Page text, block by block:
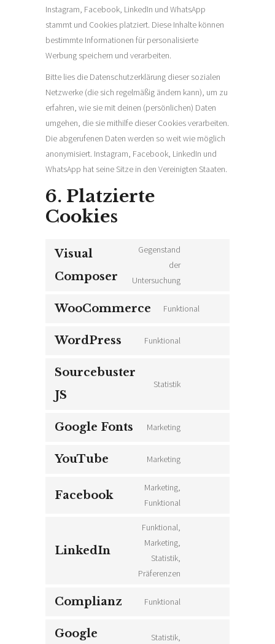
Instagram, Facebook, LinkedIn und WhatsApp
stammt und Cookies platziert. Diese Inhalte können
bestimmte Informationen für personalisierte
Werbung speichern und verarbeiten.
Bitte lies die Datenschutzerklärung dieser sozialen
Netzwerke (die sich regelmäßig ändern kann), um zu
erfahren, wie sie mit deinen (persönlichen) Daten
umgehen, die sie mithilfe dieser Cookies verarbeiten.
Die abgerufenen Daten werden so weit wie möglich
anonymisiert. Instagram, Facebook, LinkedIn und
WhatsApp hat seine Sitze in den Vereinigten Staaten.
6. Platzierte
Cookies
Visual
Composer
Gegenstand
der
Untersuchung
WooCommerce Funktional
WordPress Funktional
Sourcebuster
JS
Statistik
Google Fonts Marketing
YouTube Marketing
Facebook
Marketing,
Funktional
LinkedIn
Funktional,
Marketing,
Statistik,
Präferenzen
Complianz Funktional
Google Statistik,